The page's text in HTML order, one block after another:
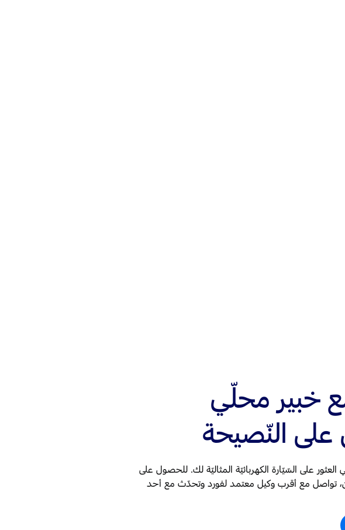
خبير محلّي
النّصيحة
على السّيّارة الكهربائيّة المثاليّة لك. للحصول على
تواصل مع أقرب وكيل معتمد لفورد وتحدّث مع أحد